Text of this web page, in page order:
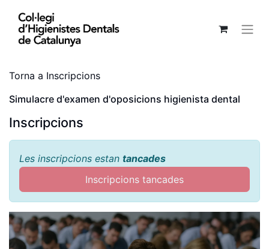
Torna a Inscripcions
Simulacre d'examen d'oposicions higienista dental
Inscripcions
Les inscripcions estan tancades
Inscripcions tancades